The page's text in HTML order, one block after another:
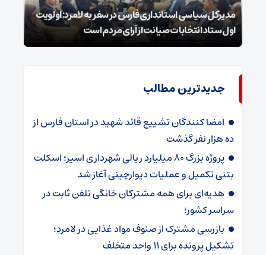
مدیرکل سیاسی استانداری فارس در سفر به لامرد: اولویت
اول ستاد انتخابات صیانت از آرای مردم است
جدیدترین مطالب
امضا کنندگان تشییع قائد شهید در استان فارس از
ده هزار نفر گذشت
پروژه بزرگ ۸۰ میلیارد ریالی شهرداری اسیر؛ اسکلت
بتنی تکمیل و عملیات دیوارچینی آغاز شد
هدیه‌ای برای همه مشترکان خانگی تلفن ثابت در
سراسر کشور؛
بازرسی مشترک از صنوف مواد غذایی در لامرد؛
تشکیل پرونده برای ۱۱ واحد متخلف